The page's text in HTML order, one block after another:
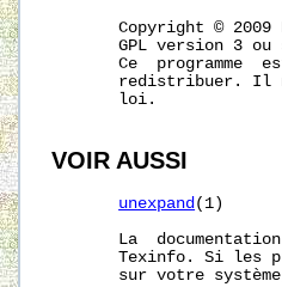
Copyright © 2009
GPL version 3 ou
Ce  programme
redistribuer. Il
       loi.
VOIR AUSSI
unexpand(1)
La
Texinfo. Si les
sur votre